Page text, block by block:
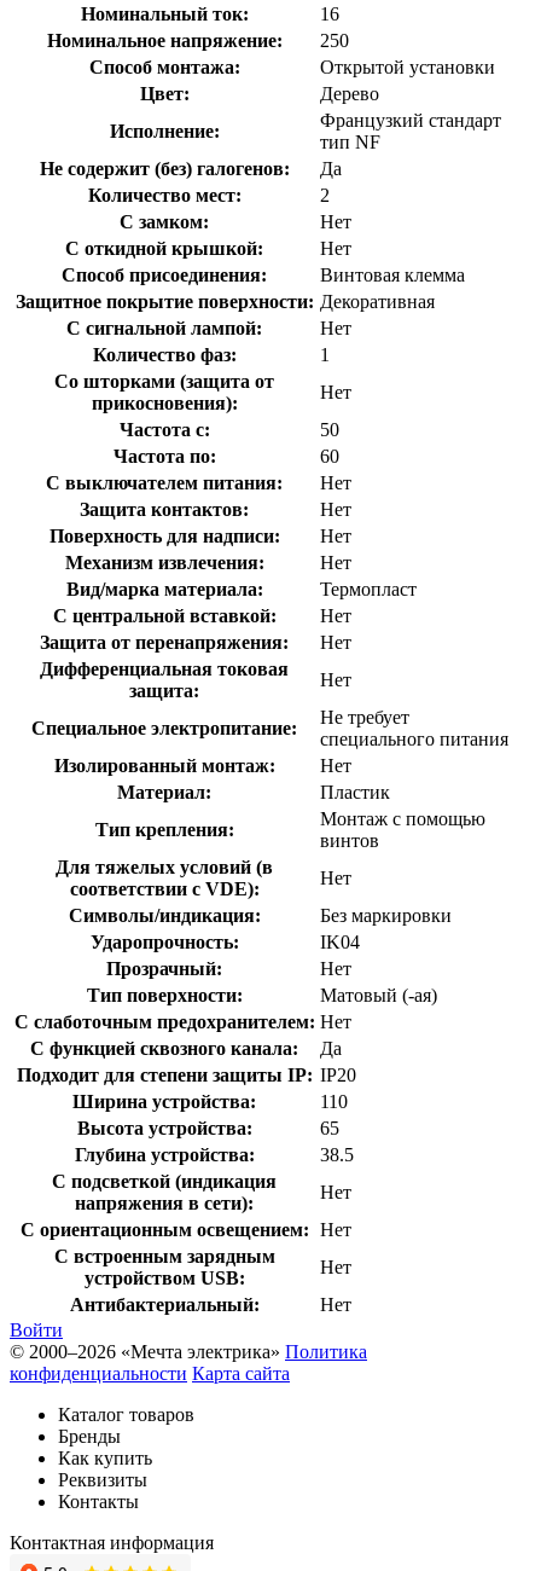
Номинальный ток:
16
Номинальное напряжение:
250
Способ монтажа:
Открытой установки
Цвет:
Дерево
Исполнение:
Французкий стандарт
тип NF
Не содержит (без) галогенов:
Да
Количество мест:
2
С замком:
Нет
С откидной крышкой:
Нет
Способ присоединения:
Винтовая клемма
Защитное покрытие поверхности: Декоративная
С сигнальной лампой:
Нет
Количество фаз:
1
Со шторками (защита от
прикосновения):
Нет
Частота с:
50
Частота по:
60
С выключателем питания:
Нет
Защита контактов:
Нет
Поверхность для надписи:
Нет
Механизм извлечения:
Нет
Вид/марка материала:
Термопласт
С центральной вставкой:
Нет
Защита от перенапряжения:
Нет
Дифференциальная токовая
защита:
Нет
Cпециальное электропитание:
Не требует
специального питания
Изолированный монтаж:
Нет
Материал:
Пластик
Тип крепления:
Монтаж с помощью
винтов
Для тяжелых условий (в
соответствии с VDE):
Нет
Символы/индикация:
Без маркировки
Ударопрочность:
IK04
Прозрачный:
Нет
Тип поверхности:
Матовый (-ая)
С слаботочным предохранителем: Нет
С функцией сквозного канала:
Да
Подходит для степени защиты IP: IP20
Ширина устройства:
110
Высота устройства:
65
Глубина устройства:
38.5
С подсветкой (индикация
напряжения в сети):
Нет
С ориентационным освещением: Нет
С встроенным зарядным
устройством USB:
Нет
Антибактериальный:
Нет
Войти
© 2000–2026 «Мечта электрика» Политика
конфиденциальности Карта сайта
Каталог товаров
Бренды
Как купить
Реквизиты
Контакты
Контактная информация